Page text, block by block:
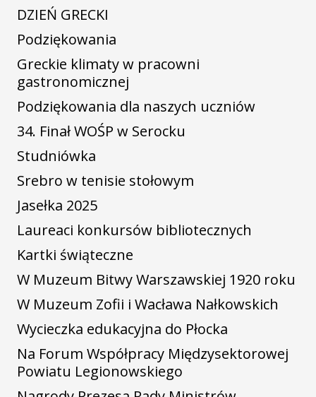
DZIEŃ GRECKI
Podziękowania
Greckie klimaty w pracowni
gastronomicznej
Podziękowania dla naszych uczniów
34. Finał WOŚP w Serocku
Studniówka
Srebro w tenisie stołowym
Jasełka 2025
Laureaci konkursów bibliotecznych
Kartki świąteczne
W Muzeum Bitwy Warszawskiej 1920 roku
W Muzeum Zofii i Wacława Nałkowskich
Wycieczka edukacyjna do Płocka
Na Forum Współpracy Międzysektorowej
Powiatu Legionowskiego